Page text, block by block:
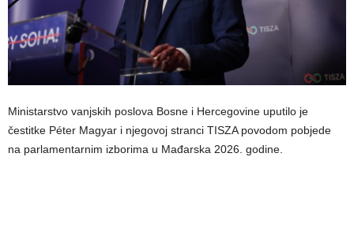
Ministarstvo vanjskih poslova Bosne i Hercegovine uputilo je
čestitke Péter Magyar i njegovoj stranci TISZA povodom pobjede
na parlamentarnim izborima u Mađarska 2026. godine.